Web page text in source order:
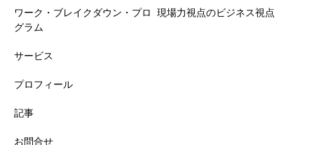
ワーク・ブレイクダウン・プロ
グラム
サービス
プロフィール
記事
お問合せ
現場力視点のビジネス視点